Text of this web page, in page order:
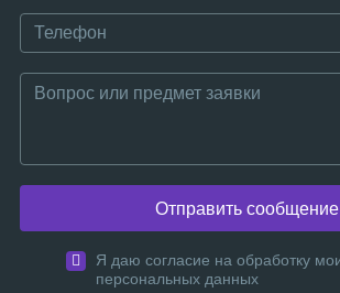
Отправить сообщение
Я даю согласие на обработку
персональных данных